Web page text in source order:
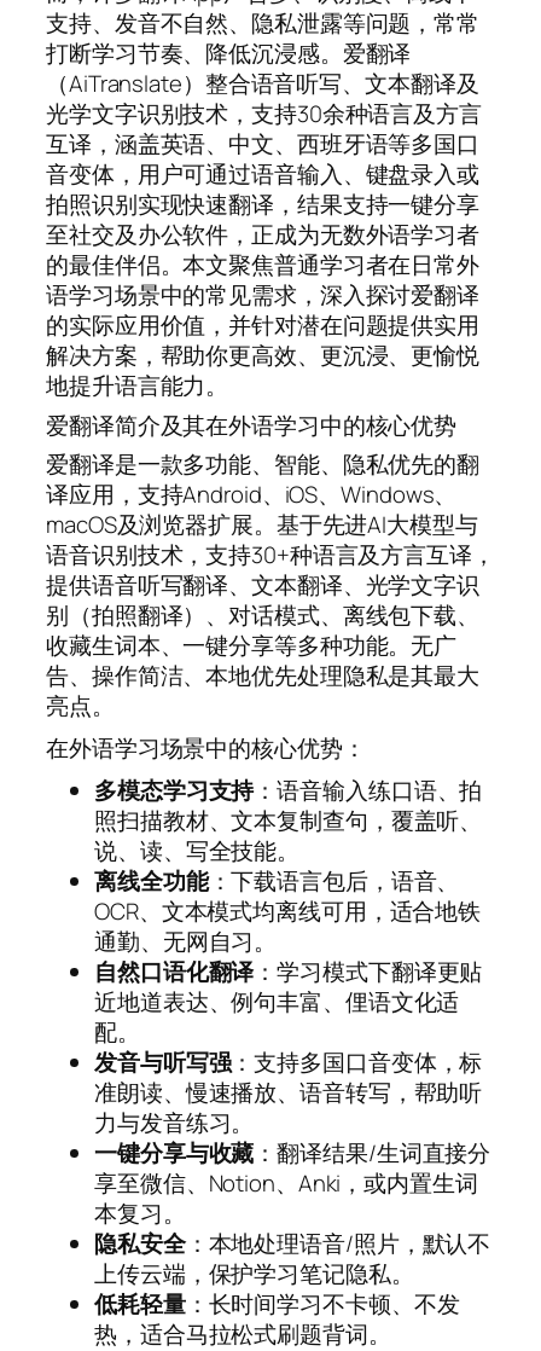
支持、发音不自然、隐私泄露等问题，常常
打断学习节奏、降低沉浸感。爱翻译
（AiTranslate）整合语音听写、文本翻译及
光学文字识别技术，支持30余种语言及方言
互译，涵盖英语、中文、西班牙语等多国口
音变体，用户可通过语音输入、键盘录入或
拍照识别实现快速翻译，结果支持一键分享
至社交及办公软件，正成为无数外语学习者
的最佳伴侣。本文聚焦普通学习者在日常外
语学习场景中的常见需求，深入探讨爱翻译
的实际应用价值，并针对潜在问题提供实用
解决方案，帮助你更高效、更沉浸、更愉悦
地提升语言能力。
爱翻译简介及其在外语学习中的核心优势
爱翻译是一款多功能、智能、隐私优先的翻
译应用，支持Android、iOS、Windows、
macOS及浏览器扩展。基于先进AI大模型与
语音识别技术，支持30+种语言及方言互译，
提供语音听写翻译、文本翻译、光学文字识
别（拍照翻译）、对话模式、离线包下载、
收藏生词本、一键分享等多种功能。无广
告、操作简洁、本地优先处理隐私是其最大
亮点。
在外语学习场景中的核心优势：
多模态学习支持：语音输入练口语、拍
照扫描教材、文本复制查句，覆盖听、
说、读、写全技能。
离线全功能：下载语言包后，语音、
OCR、文本模式均离线可用，适合地铁
通勤、无网自习。
自然口语化翻译：学习模式下翻译更贴
近地道表达、例句丰富、俚语文化适
配。
发音与听写强：支持多国口音变体，标
准朗读、慢速播放、语音转写，帮助听
力与发音练习。
一键分享与收藏 ：翻译结果/生词直接分
享至微信、Notion、Anki，或内置生词
本复习。
隐私安全：本地处理语音/照片，默认不
上传云端，保护学习笔记隐私。
低耗轻量：长时间学习不卡顿、不发
热，适合马拉松式刷题背词。